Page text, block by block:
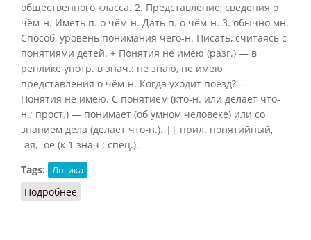
общественного класса. 2. Представление, сведения о
чём-н. Иметь п. о чём-н. Дать п. о чём-н. 3. обычно мн.
Способ, уровень понимания чего-н. Писать, считаясь с
понятиями детей. + Понятия не имею (разг.) — в
реплике употр. в знач.: не знаю, не имею
представления о чём-н. Когда уходит поезд? —
Понятия не имею. С понятием (кто-н. или делает что-
н.; прост.) — понимает (об умном человеке) или со
знанием дела (делает что-н.). || прил. понятийный,
-ая, -ое (к 1 знач ; спец.).
Tags:
Логика
Подробнее